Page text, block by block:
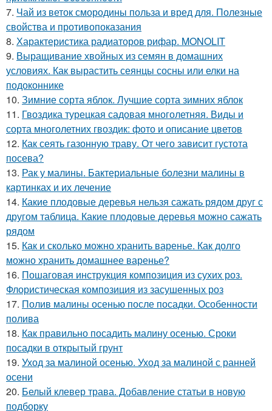
7. Чай из веток смородины польза и вред для. Полезные
свойства и противопоказания
8. Характеристика радиаторов рифар. MONOLIT
9. Выращивание хвойных из семян в домашних
условиях. Как вырастить сеянцы сосны или елки на
подоконнике
10. Зимние сорта яблок. Лучшие сорта зимних яблок
11. Гвоздика турецкая садовая многолетняя. Виды и
сорта многолетних гвоздик: фото и описание цветов
12. Как сеять газонную траву. От чего зависит густота
посева?
13. Рак у малины. Бактериальные болезни малины в
картинках и их лечение
14. Какие плодовые деревья нельзя сажать рядом друг с
другом таблица. Какие плодовые деревья можно сажать
рядом
15. Как и сколько можно хранить варенье. Как долго
можно хранить домашнее варенье?
16. Пошаговая инструкция композиция из сухих роз.
Флористическая композиция из засушенных роз
17. Полив малины осенью после посадки. Особенности
полива
18. Как правильно посадить малину осенью. Сроки
посадки в открытый грунт
19. Уход за малиной осенью. Уход за малиной с ранней
осени
20. Белый клевер трава. Добавление статьи в новую
подборку